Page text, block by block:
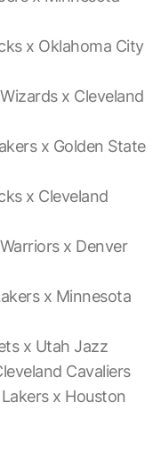
x Oklahoma City
x Cleveland
x Golden State
x Cleveland
x Denver
x Minnesota
x Utah Jazz
Cavaliers
x Houston